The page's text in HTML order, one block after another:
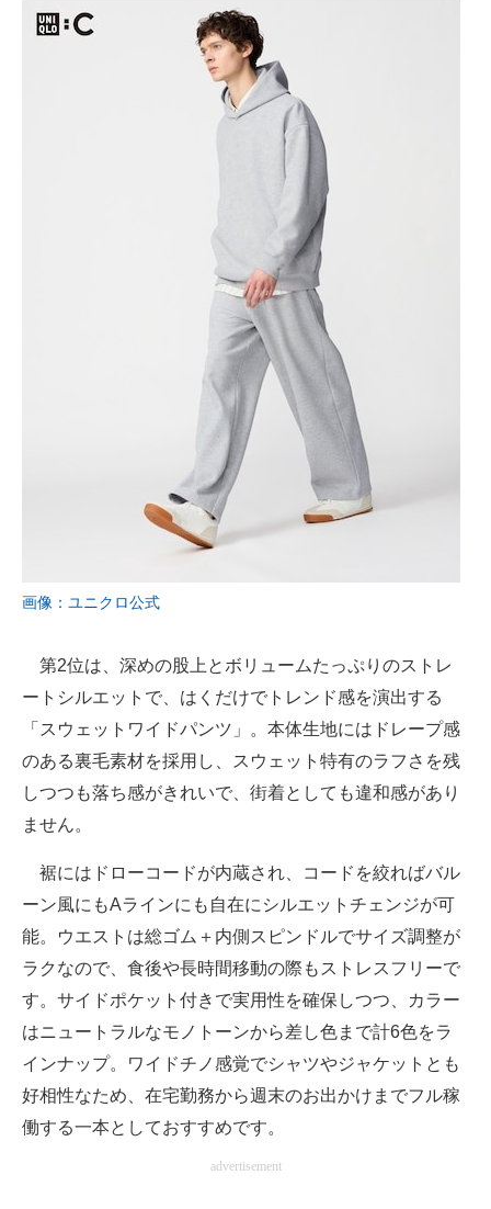
画像：ユニクロ公式
第2位は、深めの股上とボリュームたっぷりのストレ
ートシルエットで、はくだけでトレンド感を演出する
「スウェットワイドパンツ」。本体生地にはドレープ感
のある裏毛素材を採用し、スウェット特有のラフさを残
しつつも落ち感がきれいで、街着としても違和感があり
ません。
裾にはドローコードが内蔵され、コードを絞ればバル
ーン風にもAラインにも自在にシルエットチェンジが可
能。ウエストは総ゴム＋内側スピンドルでサイズ調整が
ラクなので、食後や長時間移動の際もストレスフリーで
す。サイドポケット付きで実用性を確保しつつ、カラー
はニュートラルなモノトーンから差し色まで計6色をラ
インナップ。ワイドチノ感覚でシャツやジャケットとも
好相性なため、在宅勤務から週末のお出かけまでフル稼
働する一本としておすすめです。
advertisement